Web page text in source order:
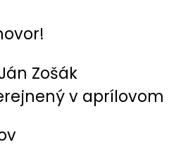
Zošák
v aprílovom